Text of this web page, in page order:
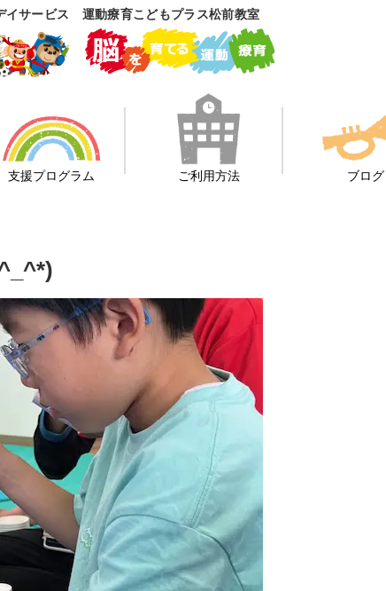
イサービス 運動療育こどもプラス松前教室
支援プログラム ご利用方法 ブログ